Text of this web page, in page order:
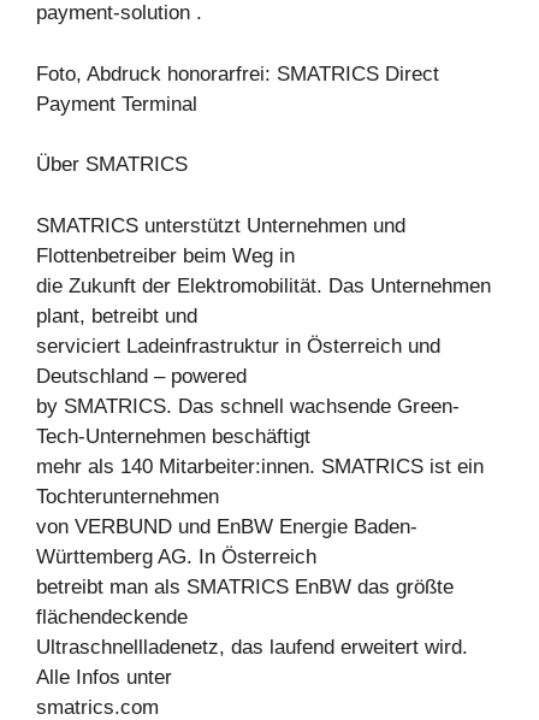
payment-solution .
Foto, Abdruck honorarfrei: SMATRICS Direct
Payment Terminal
Über SMATRICS
SMATRICS unterstützt Unternehmen und
Flottenbetreiber beim Weg in
die Zukunft der Elektromobilität. Das Unternehmen
plant, betreibt und
serviciert Ladeinfrastruktur in Österreich und
Deutschland – powered
by SMATRICS. Das schnell wachsende Green-
Tech-Unternehmen beschäftigt
mehr als 140 Mitarbeiter:innen. SMATRICS ist ein
Tochterunternehmen
von VERBUND und EnBW Energie Baden-
Württemberg AG. In Österreich
betreibt man als SMATRICS EnBW das größte
flächendeckende
Ultraschnellladenetz, das laufend erweitert wird.
Alle Infos unter
smatrics.com